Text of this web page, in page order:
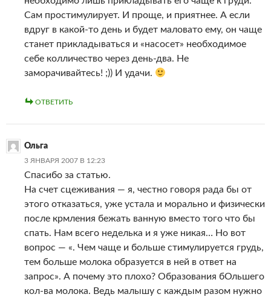
Сам простимулирует. И проще, и приятнее. А если
вдруг в какой-то день и будет маловато ему, он чаще
станет прикладываться и «насосет» необходимое
себе колличество через день-два. Не
заморачивайтесь! ;)) И удачи.
ОТВЕТИТЬ
Ольга
3 ЯНВАРЯ 2007 В 12:23
Спасибо за статью.
На счет сцеживания — я, честно говоря рада бы от
этого отказаться, уже устала и морально и физически
после крмления бежать ванную вместо того что бы
спать. Нам всего неделька и я уже никая… Но вот
вопрос — «. Чем чаще и больше стимулируется грудь,
тем больше молока образуется в ней в ответ на
запрос». А почему это плохо? Образования бОльшего
кол-ва молока. Ведь малышу с каждым разом нужно